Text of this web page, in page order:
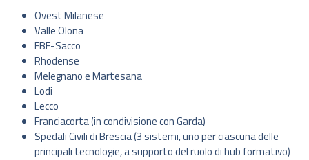
Ovest Milanese
Valle Olona
FBF-Sacco
Rhodense
Melegnano e Martesana
Lodi
Lecco
Franciacorta (in condivisione con Garda)
Spedali Civili di Brescia (3 sistemi, uno per ciascuna delle
principali tecnologie, a supporto del ruolo di hub formativo)